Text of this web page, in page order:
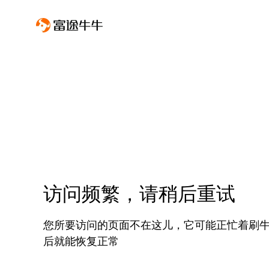
访问频繁，请稍后重试
您所要访问的页面不在这儿，它可能正忙着刷
后就能恢复正常